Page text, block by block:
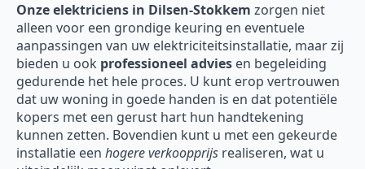
Onzeelektriciens in Dilsen-Stokkem zorgen niet
alleen voor een grondige keuring en eventuele
aanpassingen van uw elektriciteitsinstallatie, maar zij
bieden u ook professioneel advies en begeleiding
gedurende het hele proces. U kunt erop vertrouwen
dat uw woning in goede handen is en dat potentiële
kopers met een gerust hart hun handtekening
kunnen zetten. Bovendien kunt u met een gekeurde
installatie een hogere verkoopprijs realiseren, wat u